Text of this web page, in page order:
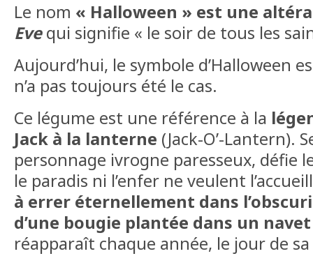
Le nom « Halloween » est une
Evequi signifie « le soir de tous les
Aujourd’hui, le symbole d’Halloween
n’a pas toujours été le cas.
Ce légume est une référence à la
Jack à la lanterne (Jack-O’-Lantern).
personnage ivrogne paresseux, défie
le paradis ni l’enfer ne veulent
à errer éternellement dans
d’une bougie plantée dans un
réapparaît chaque année, le jour de